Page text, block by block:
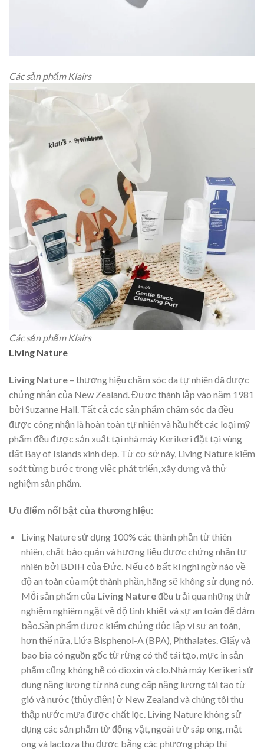
Các sản phẩm Klairs
Các sản phẩm Klairs
Living Nature
Living Nature – thương hiệu chăm sóc da tự nhiên đã được
chứng nhận của New Zealand. Được thành lập vào năm 1981
bởi Suzanne Hall. Tất cả các sản phẩm chăm sóc da đều
được công nhận là hoàn toàn tự nhiên và hầu hết các loại mỹ
phẩm đều được sản xuất tại nhà máy Kerikeri đặt tại vùng
đất Bay of Islands xinh đẹp. Từ cơ sở này, Living Nature kiểm
soát từng bước trong việc phát triển, xây dựng và thử
nghiệm sản phẩm.
Ưu điểm nổi bật của thương hiệu:
Living Naturesử dụng 100% các thành phần từ thiên
nhiên, chất bảo quản và hương liệu được chứng nhận tự
nhiên bởi BDIH của Đức. Nếu có bất kì nghi ngờ nào về
độ an toàn của một thành phần,hãng sẽ không sử dụng nó.
Mỗi sản phẩm của Living Natuređều trải qua những thử
nghiệm nghiêm ngặt về độ tinh khiết và sự an toàn để đảm
bảo.Sản phẩm được kiểm chứng độc lập vì sự an toàn,
hơn thế nữa, Liứa Bisphenol-A (BPA), Phthalates. Giấy và
bao bìa có nguồn gốc từ rừng có thể tái tạo, mực in sản
phẩm cũng không hề có dioxin và clo.Nhà máy Kerikeri sử
dụng năng lượng từ nhà cung cấp năng lượng tái tạo từ
gió và nước (thủy điện) ở New Zealand và chúng tôi thu
thập nước mưa được chất lọc. Living Nature không sử
dụng các sản phẩm từ động vật, ngoài trừ sáp ong, mật
ong và lactoza thu được bằng các phương pháp thí